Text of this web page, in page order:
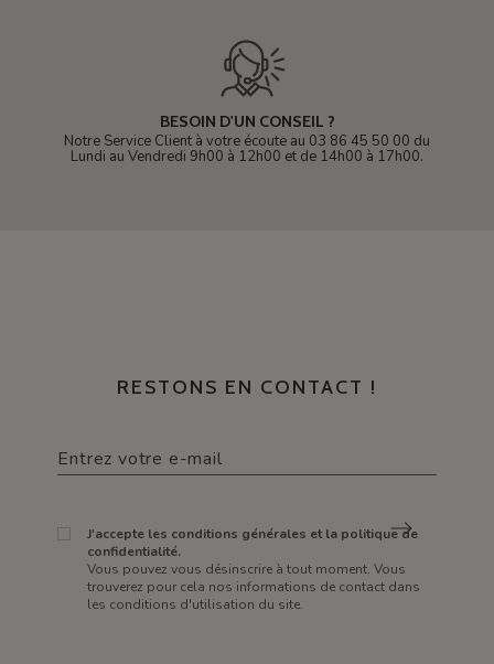
BESOIN D'UN CONSEIL ?
Notre Service Client à votre écoute au 03 86 45 50 00 du
Lundi au Vendredi 9h00 à 12h00 et de 14h00 à 17h00.
RESTONS EN CONTACT !
J'accepte les conditions générales et la politique de
confidentialité.
Vous pouvez vous désinscrire à tout moment. Vous
trouverez pour cela nos informations de contact dans
les conditions d'utilisation du site.